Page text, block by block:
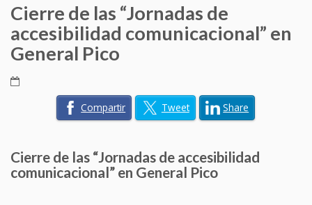
Cierre de las “Jornadas de
accesibilidad comunicacional” en
General Pico
Compartir Tweet Share
Cierre de las “Jornadas de accesibilidad
comunicacional” en General Pico